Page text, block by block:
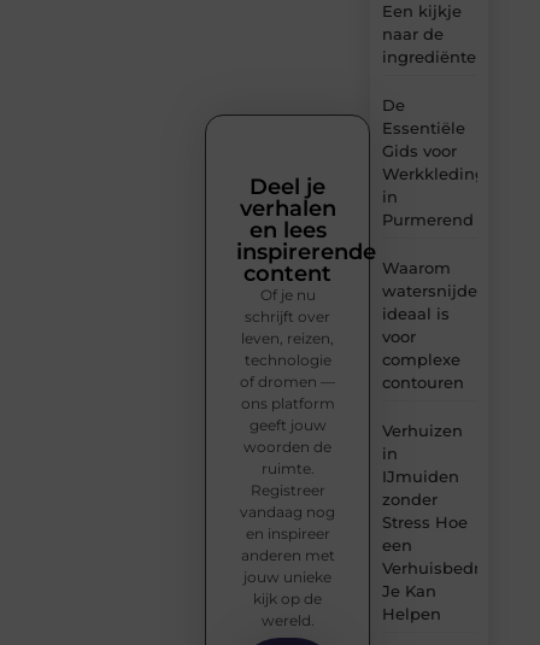
Een kijkje
naar de
ingrediënten
De
Essentiële
Gids voor
Werkkleding
in
Purmerend
Waarom
watersnijden
ideaal is
voor
complexe
contouren
Verhuizen
in
IJmuiden
zonder
Stress Hoe
een
Verhuisbedrijf
Je Kan
Helpen
Deel je
verhalen
en lees
inspirerende
content
Of je nu
schrijft over
leven, reizen,
technologie
of dromen —
ons platform
geeft jouw
woorden de
ruimte.
Registreer
vandaag nog
en inspireer
anderen met
jouw unieke
kijk op de
wereld.